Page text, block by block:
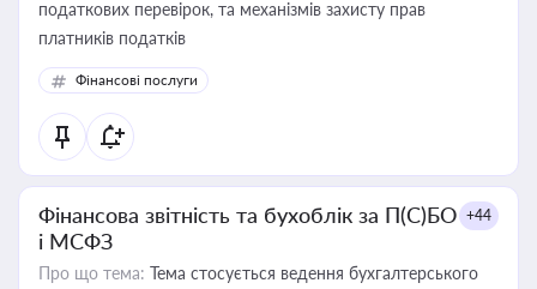
податкових перевірок, та механізмів захисту прав
платників податків
Фінансові послуги
Фінансова звітність та бухоблік за П(С)БО
і МСФЗ
+44
Про що тема: Тема стосується ведення бухгалтерського